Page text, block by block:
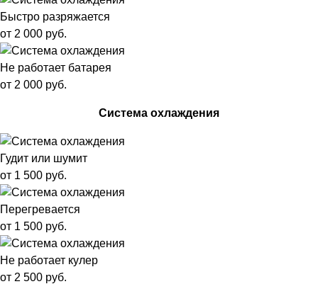
Быстро разряжается
от 2 000 руб.
Не работает батарея
от 2 000 руб.
Система охлаждения
Гудит или шумит
от 1 500 руб.
Перегревается
от 1 500 руб.
Не работает кулер
от 2 500 руб.